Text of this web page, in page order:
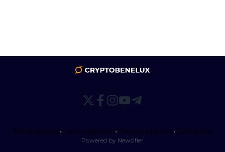
Privacybeleid•Correctiebeleid• Redactiebeleid •Disclaimer
Powered by Newsifier